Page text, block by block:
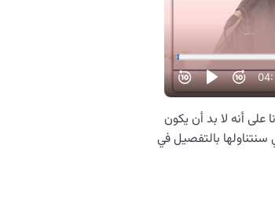
أنه لا بد أن يكون
بالتفصيل في